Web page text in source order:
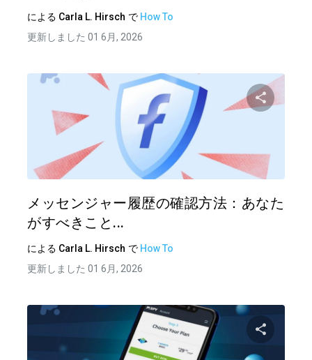
による Carla L. Hirsch で How To
更新しました 01 6月, 2026
メッセンジャー履歴の確認方法：あなた
がすべきこと...
による Carla L. Hirsch で How To
更新しました 01 6月, 2026